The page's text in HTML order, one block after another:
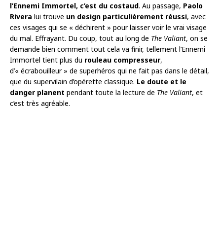
l’Ennemi Immortel, c’est du costaud. Au passage, Paolo
Rivera lui trouve un design particulièrement réussi, avec
ces visages qui se « déchirent » pour laisser voir le vrai visage
du mal. Effrayant. Du coup, tout au long de The Valiant, on se
demande bien comment tout cela va finir, tellement l’Ennemi
Immortel tient plus du rouleau compresseur,
d’« écrabouilleur » de superhéros qui ne fait pas dans le détail,
que du supervilain d’opérette classique. Le doute et le
danger planent pendant toute la lecture de The Valiant, et
c’est très agréable.